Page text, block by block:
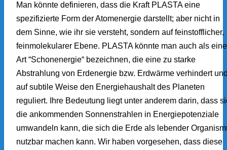
Man könnte definieren, dass die Kraft PLASTA eine
spezifizierte Form der Atomenergie darstellt; aber nicht in
dem Sinne, wie ihr sie versteht, sondern auf feinstofflicher,
feinmolekularer Ebene. PLASTA könnte man auch als eine
Art “Schonenergie“ bezeichnen, die eine zu starke
Abstrahlung von Erdenergie bzw. Erdwärme verhindert
auf subtile Weise den Energiehaushalt des Planeten
reguliert. Ihre Bedeutung liegt unter anderem darin, dass
die ankommenden Sonnenstrahlen in Energiepotenziale
umwandeln kann, die sich die Erde als lebender
nutzbar machen kann. Wir haben vorgesehen, dass diese